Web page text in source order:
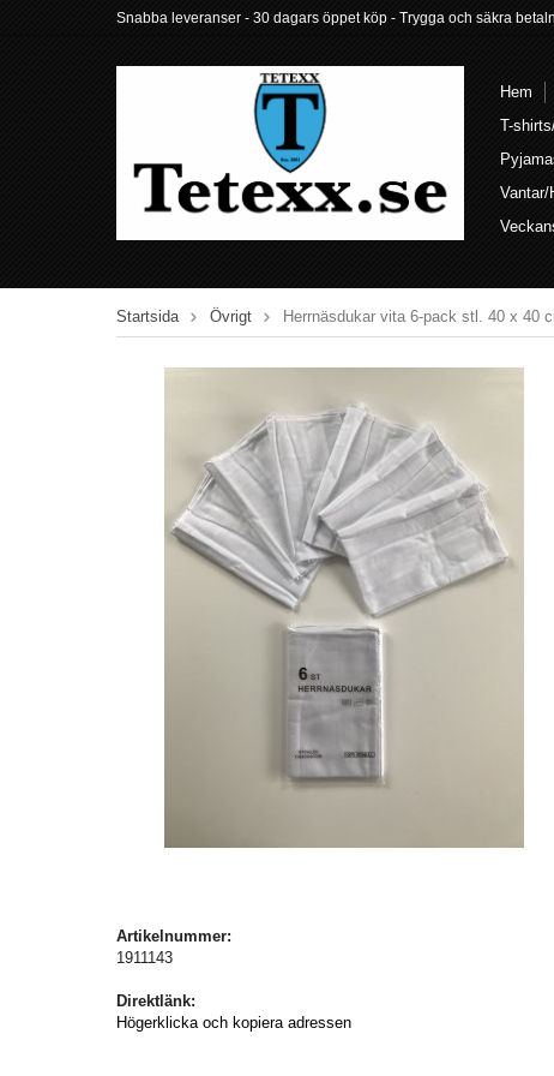
Snabba leveranser - 30 dagars öppet köp - Trygga och säkra
Hem
T-
Vantar/
Startsida Övrigt Herrnäsdukar vita 6-pack stl. 40 x 40
Artikelnummer:
1911143
Direktlänk:
Högerklicka och kopiera adressen